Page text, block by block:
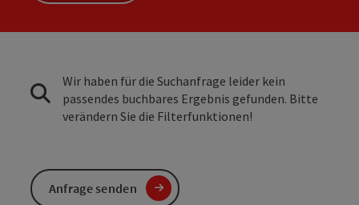
Wir haben für die Suchanfrage leider kein
passendes buchbares Ergebnis gefunden. Bitte
verändern Sie die Filterfunktionen!
Anfrage senden